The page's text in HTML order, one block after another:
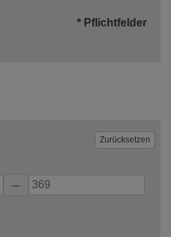
* Pflichtfelder
Zurücksetzen
–